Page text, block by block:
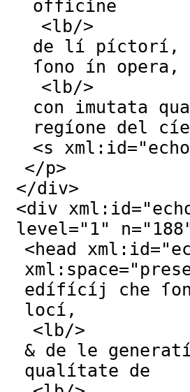
offícíne
<lb/>
de lí píctorí,
ſono ín
<lb/>
con imutata
regíone del
<s xml:id="
</p>
</div>
<div xml:id="
level=" 1" n=" 188
<head xml:id="
xml:space="
edífícíj che
locí,
<lb/>
& de le
qualítate de